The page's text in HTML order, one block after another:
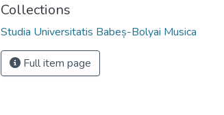
Collections
Studia Universitatis Babeș-Bolyai Musica
Full item page